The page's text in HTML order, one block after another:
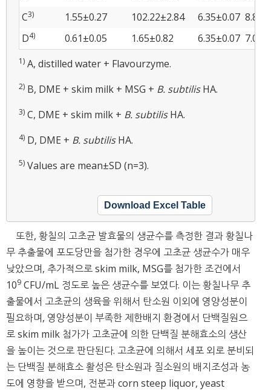
C3) 1.55±0.27 102.22±2.84 6.35±0.07
D4) 0.61±0.05 1.65±0.82 6.35±0.07
1) A, distilled water + Flavourzyme.
2) B, DME + skim milk + MSG + B. subtilisHA.
3) C, DME + skim milk + B. subtilisHA.
4) D, DME + B. subtilisHA.
5) Values are mean±SD (n=3).
Download Excel Table
또한, 황칠의 고초균 발효물의 생균수를 측정한 결과 황칠나
무 추출물에 포도당만을 첨가한 경우에 고초균 생균수가 매우
낮았으며, 추가적으로 skim milk, MSG를 첨가한 조건에서
109 CFU/mL 정도로 높은 생균수를 보였다. 이는 황칠나무 추
출물에서 고초균의 생육을 위해서 탄소원 이외에 영양성분이
필요하며, 영양성분이 부족한 제한배지 환경에서 단백질원으
로 skim milk 첨가가 고초균에 의한 단백질 분해효소의 생산
을 높이는 것으로 판단된다. 고초균에 의해서 세포 외로 분비되
는 단백질 분해효소 활성은 탄소원과 질소원의 배지조성과 농
도에 영향을 받으며, 전분과 corn steep liquor, yeast